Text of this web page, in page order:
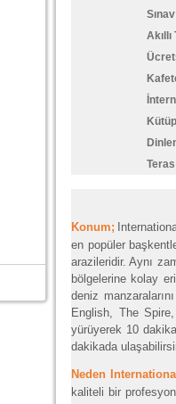
Konum;
en popüler
arazileridir. Aynı
bölgelerine kolay
deniz
English, The
yürüyerek 10
dakikada
Neden
kaliteli bir